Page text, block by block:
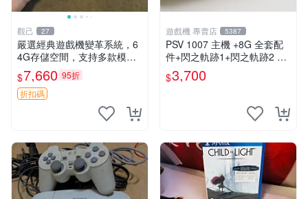
觀己 27
嚴選經典遊戲機變革系統，6
4G存儲空間，支持多款模擬
器享受懷舊樂趣 黑店版 PSV
游戲 模擬器
$7,660 95折
折扣碼
遊戲機 專賣店 5387
PSV 1007 主機 +8G 全套配
件+閃之軌跡1+閃之軌跡2 保
修一年 品質有保障
$3,700